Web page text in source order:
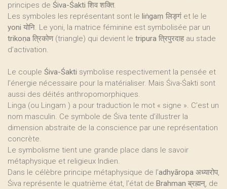
principes de Śiva-Śakti शिव शक्ति.
Les symboles les représentant sont le liṅgaṃ लिङ्गं et le le
yoni योनि. Le yoni, la matrice féminine est symbolisée par un
trikoṇa त्रिकोण (triangle) qui devient le tripura त्रिपुरदाह au stade
d’activation.
Le couple Śiva-Śakti symbolise respectivement la pensée et
l’énergie nécessaire pour la matérialiser. Mais Śiva-Śakti sont
aussi des déités anthropomorphiques.
Linga (ou Lingam ) a pour traduction le mot « signe ». C’est un
nom masculin. Ce symbole de Śiva tente d’illustrer la
dimension abstraite de la conscience par une représentation
concrète.
Le symbolisme tient une grande place dans le savoir
métaphysique et religieux Indien.
Dans le célèbre principe métaphysique de l’adhyāropa अध्यारोप,
Śiva représente le quatrième état, l’état de Brahman ब्रह्मन्, de